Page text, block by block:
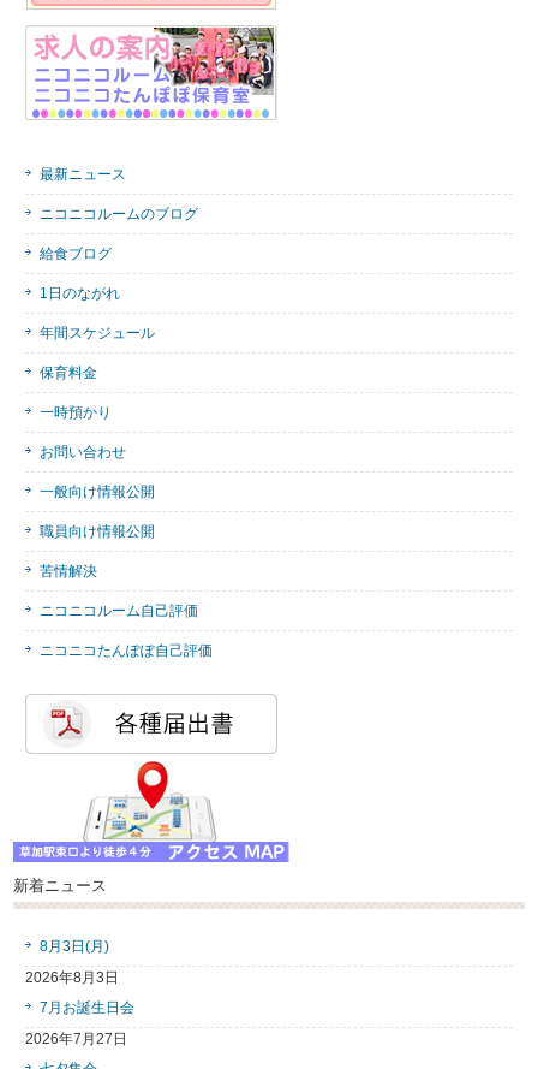
最新ニュース
ニコニコルームのブログ
給食ブログ
1日のながれ
年間スケジュール
保育料金
一時預かり
お問い合わせ
一般向け情報公開
職員向け情報公開
苦情解決
ニコニコルーム自己評価
ニコニコたんぽぽ自己評価
新着ニュース
8月3日(月)
2026年8月3日
7月お誕生日会
2026年7月27日